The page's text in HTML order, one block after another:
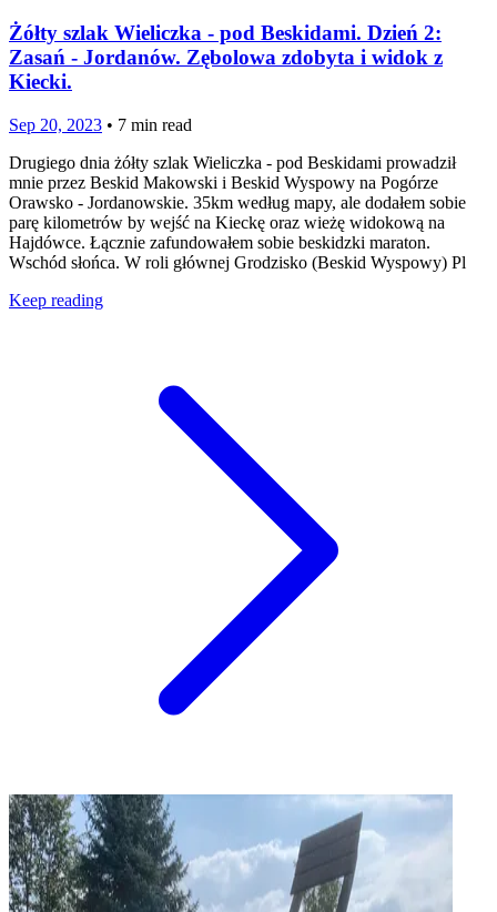
Żółty szlak Wieliczka - pod Beskidami. Dzień 2:
Zasań - Jordanów. Zębolowa zdobyta i widok z
Kiecki.
Sep 20, 2023 • 7 min read
Drugiego dnia żółty szlak Wieliczka - pod Beskidami prowadził
mnie przez Beskid Makowski i Beskid Wyspowy na Pogórze
Orawsko - Jordanowskie. 35km według mapy, ale dodałem sobie
parę kilometrów by wejść na Kieckę oraz wieżę widokową na
Hajdówce. Łącznie zafundowałem sobie beskidzki maraton.
Wschód słońca. W roli głównej Grodzisko (Beskid Wyspowy) Pl
Keep reading